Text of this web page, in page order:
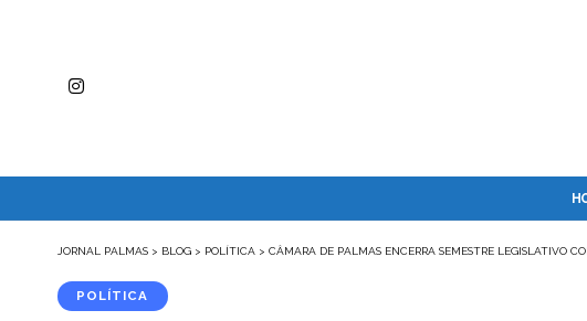
JORNAL PALMAS > BLOG > POLÍTICA > CÂMARA DE PALMAS ENCERRA SEMESTRE LEGISLATIVO
POLÍTICA